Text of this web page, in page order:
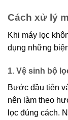
Cách xử lý
Khi máy lọc
dụng những
1. Vệ sinh bộ
Bước đầu tiên
nên làm theo
lọc đúng cách.